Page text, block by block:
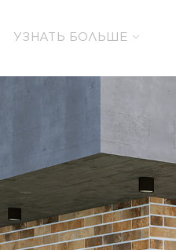
УЗНАТЬ БОЛЬШЕ